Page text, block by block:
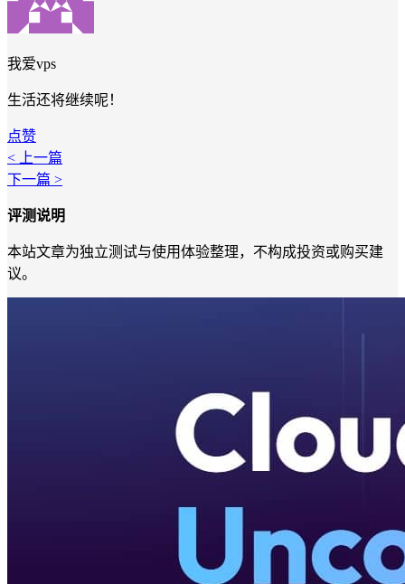
我爱vps
生活还将继续呢！
点赞
< 上一篇
下一篇 >
评测说明
本站文章为独立测试与使用体验整理，不构成投资或购买建
议。